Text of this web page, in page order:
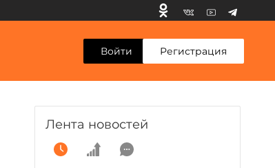
Войти Регистрация
Лента новостей